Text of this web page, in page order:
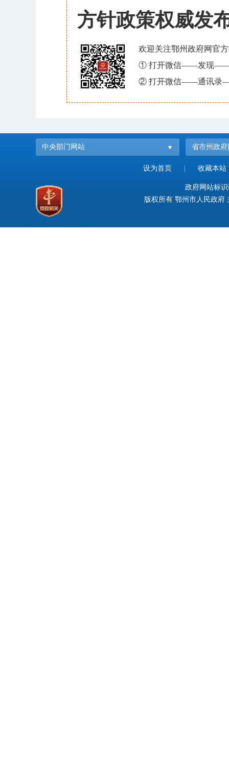
方针政策权威发
欢迎关注鄂州政府网官
① 打开微信——发现——
② 打开微信——通讯录
中央部门网站 省市州政府
设为首页 收藏本站
政府网站标
版权所有 鄂州市人民政府